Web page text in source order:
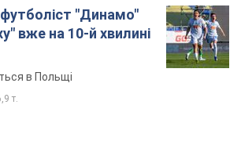
"Динамо"
вже на 10-й хвилині
в Польщі
т.